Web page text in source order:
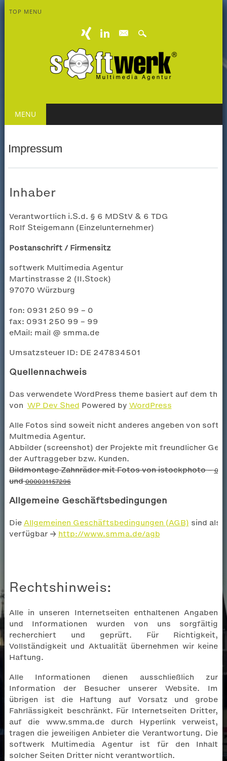
TOP MENU
Main menu
MENU
Impressum
Inhaber
Verantwortlich i.S.d. § 6 MDStV & 6 TDG
Rolf Steigemann (Einzelunternehmer)
Postanschrift / Firmensitz
softwerk Multimedia Agentur
Martinstrasse 2 (II.Stock)
97070 Würzburg
fon: 0931 250 99 – 0
fax: 0931 250 99 – 99
eMail: mail @ smma.de
Umsatzsteuer ID: DE 247834501
Quellennachweis
Das verwendete WordPress theme basiert auf dem
von WP Dev Shed Powered by WordPress
Alle Fotos sind soweit nicht anderes angeben von
Multmedia Agentur.
Abbilder (screenshot) der Projekte mit freundlicher
der Auftraggeber bzw. Kunden.
Bildmontage Zahnräder mit Fotos von istockphoto –
und000031157296
Allgemeine Geschäftsbedingungen
DieAllgemeinen Geschäftsbedingungen (AGB) sind als
verfügbar → http://www.smma.de/agb
Rechtshinweis:
Alle in unseren Internetseiten enthaltenen Angaben
und Informationen wurden von uns sorgfältig
recherchiert und geprüft. Für Richtigkeit,
Vollständigkeit und Aktualität übernehmen wir keine
Haftung.
Alle Informationen dienen ausschließlich zur
Information der Besucher unserer Website. Im
übrigen ist die Haftung auf Vorsatz und grobe
Fahrlässigkeit beschränkt. Für Internetseiten Dritter,
auf die www.smma.de durch Hyperlink verweist,
tragen die jeweiligen Anbieter die Verantwortung. Die
softwerk Multimedia Agentur ist für den Inhalt
solcher Seiten Dritter nicht verantwortlich.